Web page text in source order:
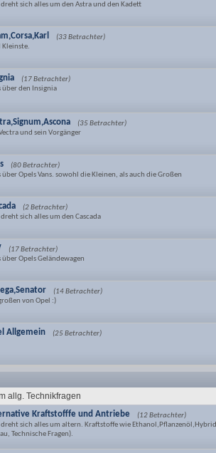
dreht sich alles um den Astra und den Kadett
(33 Betrachter)
Kleinste.
(17 Betrachter)
über den Insignia
(35 Betrachter)
und sein Vorgänger
(80 Betrachter)
über Opels Vans. sowohl die Kleinen, als auch die Großen
(2 Betrachter)
sich alles um den Cascada
(17 Betrachter)
über Opels Geländewagen
(14 Betrachter)
von Opel :)
Allgemein (25 Betrachter)
allg. Technikfragen
Kraftstofffe und Antriebe
(12 Betrachter)
dreht sich alles um altern. Kraftstoffe wie
Technische Fragen).